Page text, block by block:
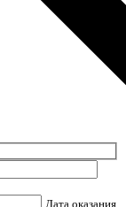
Дата оказания